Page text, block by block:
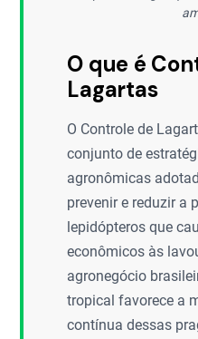
O que é
Lagartas
O Controle de
conjunto de
agronômicas
prevenir e reduzir a
lepidópteros que
econômicos às
agronegócio
tropical favorece a
contínua dessas